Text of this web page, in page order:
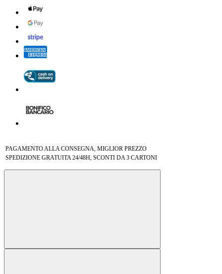
PAGAMENTO ALLA CONSEGNA, MIGLIOR PREZZO
SPEDIZIONE GRATUITA 24/48H, SCONTI DA 3 CARTONI